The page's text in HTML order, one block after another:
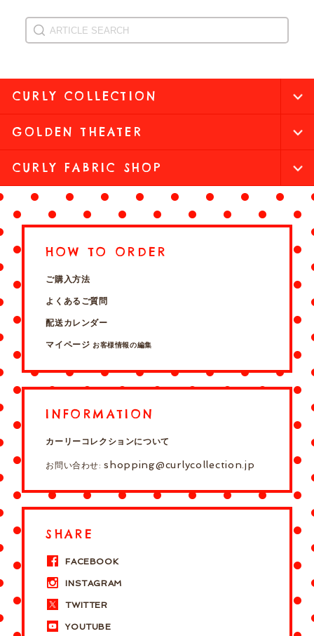
CURLY COLLECTION
GOLDEN THEATER
CURLY FABRIC SHOP
HOW TO ORDER
ご購入方法
よくあるご質問
配送カレンダー
マイページ お客様情報の編集
INFORMATION
カーリーコレクションについて
お問い合わせ:shopping@curlycollection.jp
SHARE
FACEBOOK
INSTAGRAM
TWITTER
YOUTUBE